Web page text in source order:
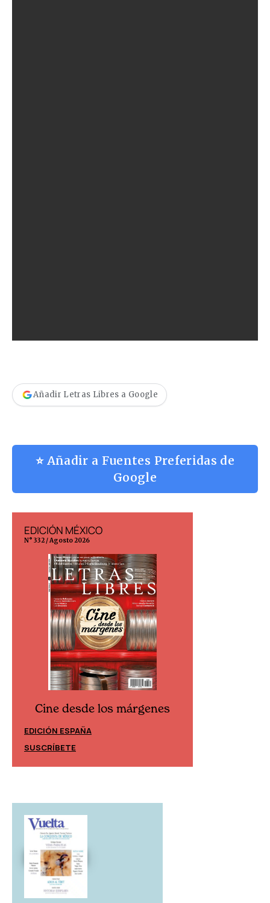
Añadir Letras Libres a Google
⭐ Añadir a Fuentes Preferidas de
Google
EDICIÓN MÉXICO
N° 332 / Agosto 2026
Cine desde los márgenes
EDICIÓN ESPAÑA
SUSCRÍBETE